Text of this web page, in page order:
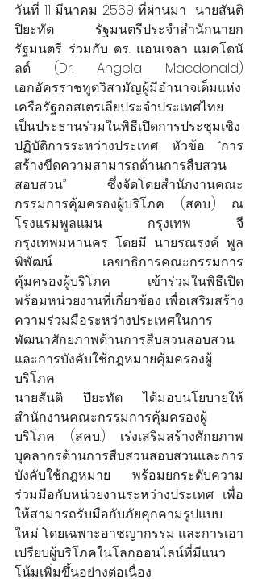
วันที่ 11 มีนาคม 2569 ที่ผ่านมา  นายสันติ
ปิยะทัต รัฐมนตรีประจำสำนักนายก
รัฐมนตรี ร่วมกับ ดร. แอนเจลา แมคโดนั
ลด์ (Dr. Angela Macdonald)
เอกอัครราชทูตวิสามัญผู้มีอำนาจเต็มแห่ง
เครือรัฐออสเตรเลียประจำประเทศไทย
เป็นประธานร่วมในพิธีเปิดการประชุมเชิง
ปฏิบัติการระหว่างประเทศ หัวข้อ “การ
สร้างขีดความสามารถด้านการสืบสวน
สอบสวน” ซึ่งจัดโดยสำนักงานคณะ
กรรมการคุ้มครองผู้บริโภค (สคบ.) ณ
โรงแรมพูลแมน กรุงเทพ จี
กรุงเทพมหานคร โดยมี นายรณรงค์ พูล
พิพัฒน์ เลขาธิการคณะกรรมการ
คุ้มครองผู้บริโภค เข้าร่วมในพิธีเปิด
พร้อมหน่วยงานที่เกี่ยวข้อง เพื่อเสริมสร้าง
ความร่วมมือระหว่างประเทศในการ
พัฒนาศักยภาพด้านการสืบสวนสอบสวน
และการบังคับใช้กฎหมายคุ้มครองผู้
บริโภค
นายสันติ ปิยะทัต ได้มอบนโยบายให้
สำนักงานคณะกรรมการคุ้มครองผู้
บริโภค (สคบ.) เร่งเสริมสร้างศักยภาพ
บุคลากรด้านการสืบสวนสอบสวนและการ
บังคับใช้กฎหมาย พร้อมยกระดับความ
ร่วมมือกับหน่วยงานระหว่างประเทศ เพื่อ
ให้สามารถรับมือกับภัยคุกคามรูปแบบ
ใหม่ โดยเฉพาะอาชญากรรม และการเอา
เปรียบผู้บริโภคในโลกออนไลน์ที่มีแนว
โน้มเพิ่มขึ้นอย่างต่อเนื่อง